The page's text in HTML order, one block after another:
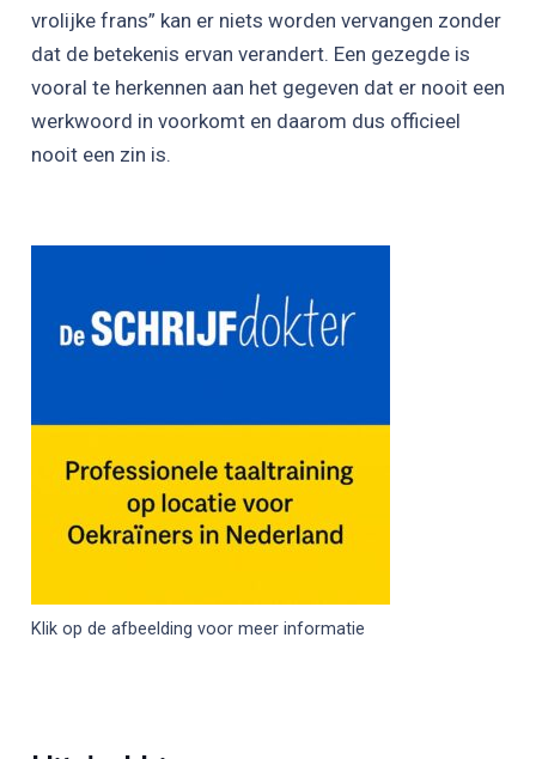
vrolijke frans” kan er niets worden vervangen zonder
dat de betekenis ervan verandert. Een gezegde is
vooral te herkennen aan het gegeven dat er nooit een
werkwoord in voorkomt en daarom dus officieel
nooit een zin is.
Klik op de afbeelding voor meer informatie